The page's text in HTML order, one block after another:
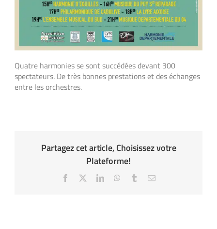
Quatre harmonies se sont succédées devant 300
spectateurs. De très bonnes prestations et des échanges
entre les orchestres.
Partagez cet article, Choisissez votre
Plateforme!
Facebook LinkedInWhatsApp
TumblrEmail